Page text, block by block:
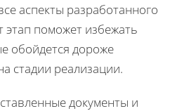
аспекты разработанного
этап поможет избежать
обойдется дороже
стадии реализации.
документы и